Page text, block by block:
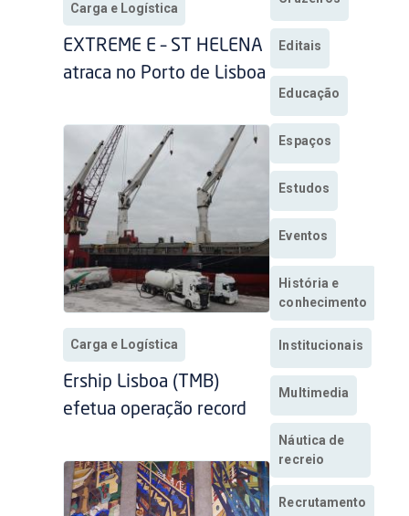
Carga e Logística
EXTREME E – ST HELENA
atraca no Porto de Lisboa
Carga e Logística
Ership Lisboa (TMB)
efetua operação record
Editais
Educação
Espaços
Estudos
Eventos
História e
conhecimento
Institucionais
Multimedia
Náutica de
recreio
Recrutamento